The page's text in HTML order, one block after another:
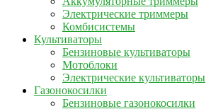
Электрические триммеры
Комбисистемы
Культиваторы
Бензиновые культиваторы
Мотоблоки
Электрические культиваторы
Газонокосилки
Бензиновые газонокосилки